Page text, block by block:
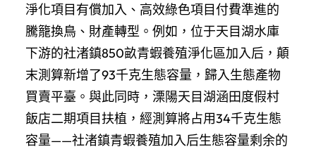
淨化項目有償加入、高效綠色項目付費準進的
騰籠換鳥、財產轉型。例如，位于天目湖水庫
下游的社渚鎮850畝青蝦養殖淨化區加入后，顛
末測算新增了93千克生態容量，歸入生態產物
買賣平臺。與此同時，溧陽天目湖涵田度假村
飯店二期項目扶植，經測算將占用34千克生態
容量——社渚鎮青蝦養殖加入后生態容量剩余的